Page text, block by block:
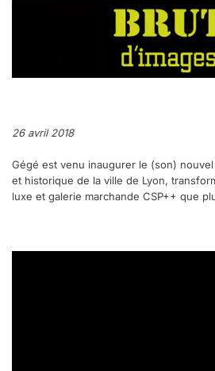
26 avril 2018
Gégé est venu inaugurer le (son)
et historique de la ville de Lyon,
luxe et galerie marchande CSP++ que